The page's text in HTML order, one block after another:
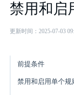
禁用和启
更新时间：2025-07-03
前提条件
禁用和启用单个规